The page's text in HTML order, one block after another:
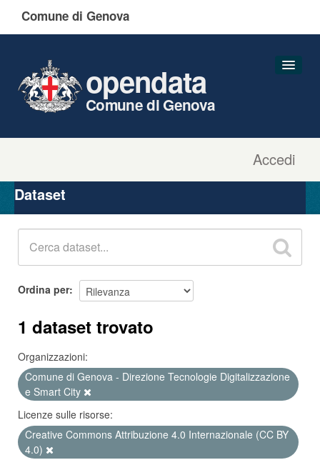
Comune di Genova
Accedi
opendata
Comune di Genova
Organizzazioni
Gruppi
Dataset
Ordina per
1 dataset trovato
Organizzazioni:
Comune di Genova - Direzione Tecnologie Digitalizzazione
e Smart City
Licenze sulle risorse:
Creative Commons Attribuzione 4.0 Internazionale (CC BY
4.0)